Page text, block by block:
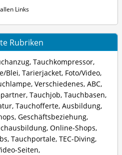
Links
Rubriken
, Tauchkompressor,
Blei, Tarierjacket, Foto/Video,
, Verschiedenes, ABC,
, Tauchjob, Tauchbasen,
, Tauchofferte, Ausbildung,
, Geschäftsbeziehung,
, Online-Shops,
, Tauchportale, TEC-Diving,
Seiten,